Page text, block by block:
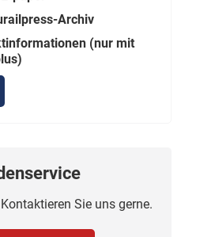
Archiv
(nur mit
Sie uns gerne.